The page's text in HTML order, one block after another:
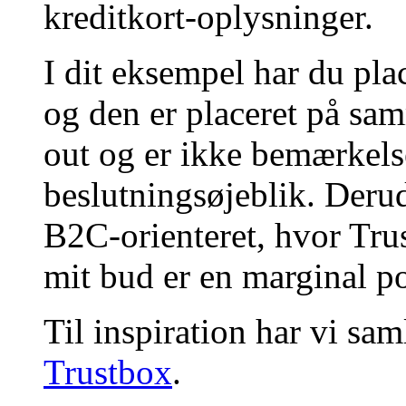
kreditkort-oplysninger.
I dit eksempel har du
og den er placeret på
out og er ikke
beslutningsøjeblik.
B2C-orienteret, hvor
mit bud er en marginal
Til inspiration har vi
Trustbox.